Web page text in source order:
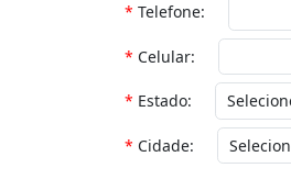
Telefone
Celular
Estado
Cidade